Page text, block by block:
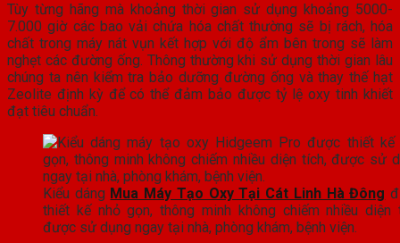
Tùy từng hãng mà khoảng thời gian sử dụng khoảng 5000-
7.000 giờ các bao vải chứa hóa chất thường sẽ bị rách, hóa
chất trong máy nát vụn kết hợp với độ ẩm bên trong sẽ làm
nghẹt các đường ống. Thông thường khi sử dụng thời gian lâu
chúng ta nên kiểm tra bảo dưỡng đường ống và thay thế hạt
Zeolite định kỳ để có thể đảm bảo được tỷ lệ oxy tinh khiết
đạt tiêu chuẩn.
Kiểu dáng Mua Máy Tạo Oxy Tại Cát Linh Hà Đông
thiết kế nhỏ gọn, thông minh không chiếm nhiều diện
được sử dụng ngay tại nhà, phòng khám, bệnh viện.